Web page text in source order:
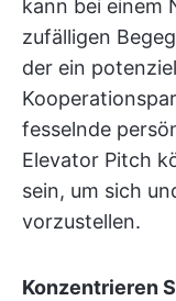
kann bei einem
zufälligen
der ein
fesselnde
Elevator Pitch
sein, um sich
vorzustellen.
Konzentrieren